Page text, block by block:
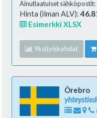
Ainutlaatuiset sähköpostit:
Hinta (ilman ALV):
Esimerkki XLSX
Yksityiskohdat
Örebro